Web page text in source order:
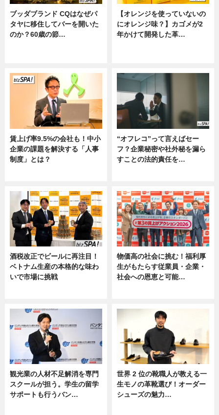
ブッダブランド CQはなぜパ
タヤに移住してバーを開いた
のか？60歳の節…
【オレンジを使っていないの
にオレンジ味？】カゴメが2
年かけて開発した革…
賃上げ率9.5%の会社も！中小
企業の課題を解決する「人事
制度」とは？
“オフレコ”って言えばセー
フ？企業秘密や社外秘を漏ら
すことの法的責任を…
酒税改正でビールに再注目！
ベトナム生産の本格的な味わ
いで市場に挑戦
物価高の社会に挑む！福利厚
生がもたらす従業員・企業・
社会への恩恵と可能…
観光業の人材不足解消を専門
スクールが担う。学生の留学
サポートも行うバン…
世界 2 位の靴職人が教える一
生モノの革靴選び！オーダー
シューズの魅力…